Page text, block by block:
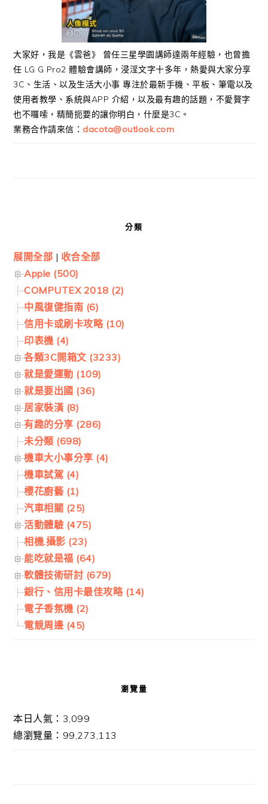
大家好，我是《雲爸》 曾任三星學園講師達兩年經驗，也曾擔
任 LG G Pro2 體驗會講師，浸淫文字十多年，熱愛與大家分享
3C、生活、以及生活大小事 專注於最新手機、平板、筆電以及
使用者教學、系統與APP 介紹，以及最有趣的話題，不愛贅字
也不囉嗦，精簡扼要的讓你明白，什麼是3C。
業務合作請來信： dacota@outlook.com
分類
展開全部 | 收合全部
Apple (500)
COMPUTEX 2018 (2)
中風復健指南 (6)
信用卡或刷卡攻略 (10)
印表機 (4)
各類3C開箱文 (3233)
就是愛運動 (109)
就是要出國 (36)
居家裝潢 (8)
有趣的分享 (286)
未分類 (698)
機車大小事分享 (4)
機車試駕 (4)
櫻花廚藝 (1)
汽車相關 (25)
活動體驗 (475)
相機.攝影 (23)
能吃就是福 (64)
軟體技術研討 (679)
銀行、信用卡最佳攻略 (14)
電子香氛機 (2)
電競周邊 (45)
瀏覽量
本日人氣：3,099
總瀏覽量：99,273,113